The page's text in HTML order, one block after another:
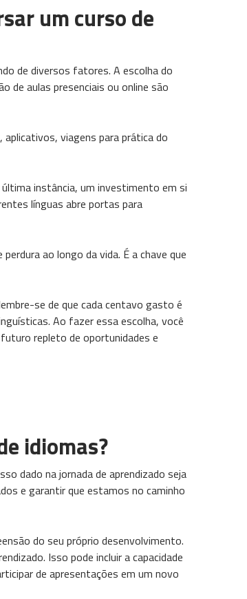
um curso de
de diversos fatores. A escolha do
de aulas presenciais ou online são
viagens para prática do
instância, um investimento em si
línguas abre portas para
ao longo da vida. É a chave que
se de que cada centavo gasto é
Ao fazer essa escolha, você
repleto de oportunidades e
idiomas?
dado na jornada de aprendizado seja
e garantir que estamos no caminho
do seu próprio desenvolvimento.
Isso pode incluir a capacidade
de apresentações em um novo